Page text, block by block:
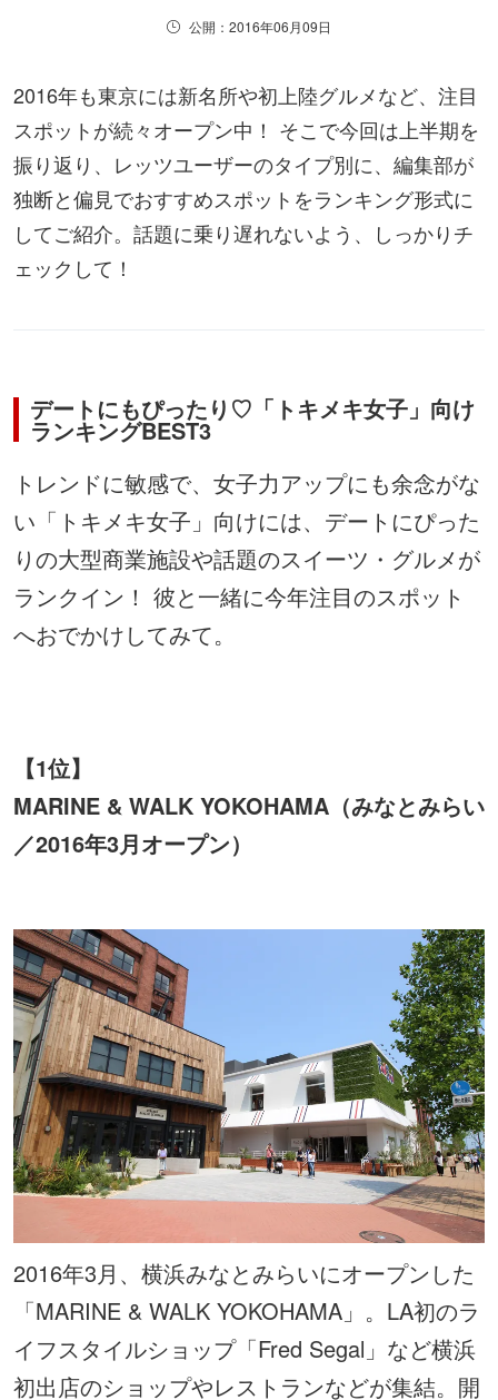
公開：2016年06月09日
2016年も東京には新名所や初上陸グルメなど、注目
スポットが続々オープン中！ そこで今回は上半期を
振り返り、レッツユーザーのタイプ別に、編集部が
独断と偏見でおすすめスポットをランキング形式に
してご紹介。話題に乗り遅れないよう、しっかりチ
ェックして！
デートにもぴったり♡「トキメキ女子」向け
ランキングBEST3
トレンドに敏感で、女子力アップにも余念がな
い「トキメキ女子」向けには、デートにぴった
りの大型商業施設や話題のスイーツ・グルメが
ランクイン！ 彼と一緒に今年注目のスポット
へおでかけしてみて。
【1位】
MARINE & WALK YOKOHAMA（みなとみらい
／2016年3月オープン）
2016年3月、横浜みなとみらいにオープンした
「MARINE & WALK YOKOHAMA」。LA初のラ
イフスタイルショップ「Fred Segal」など横浜
初出店のショップやレストランなどが集結。開